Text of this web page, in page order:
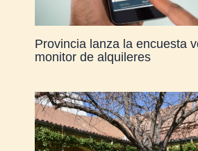
Provincia lanza la encuesta
monitor de alquileres